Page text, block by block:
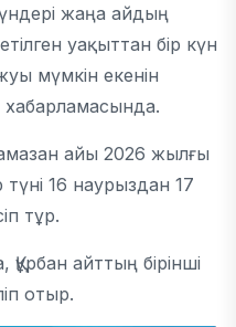
жаңа айдың
уақыттан бір күн
мүмкін екенін
хабарламасында.
айы 2026 жылғы
түні 16 наурыздан 17
тұр.
айттың бірінші
отыр.